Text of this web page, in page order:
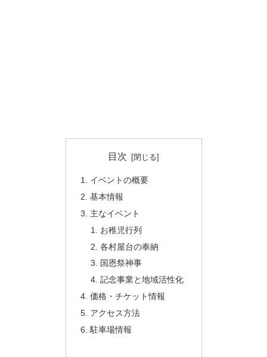
目次
イベントの概要
基本情報
主なイベント
お稚児行列
各村屋台の奉納
国恩祭神事
記念事業と地域活性化
価格・チケット情報
アクセス方法
駐車場情報